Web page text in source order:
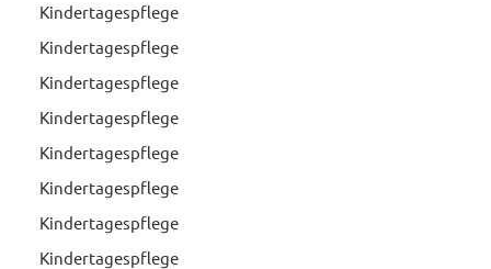
Kindertagespflege
Kindertagespflege
Kindertagespflege
Kindertagespflege
Kindertagespflege
Kindertagespflege
Kindertagespflege
Kindertagespflege